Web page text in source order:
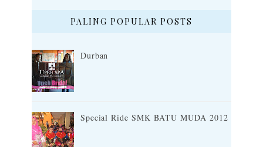
PALING POPULAR POSTS
Durban
Special Ride SMK BATU MUDA 2012